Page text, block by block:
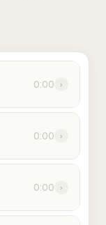
0:00 ›
0:00 ›
0:00 ›